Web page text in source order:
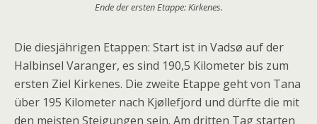
Ende der ersten Etappe: Kirkenes.
Die diesjährigen Etappen: Start ist in Vadsø auf der
Halbinsel Varanger, es sind 190,5 Kilometer bis zum
ersten Ziel Kirkenes. Die zweite Etappe geht von Tana
über 195 Kilometer nach Kjøllefjord und dürfte die mit
den meisten Steigungen sein. Am dritten Tag starten